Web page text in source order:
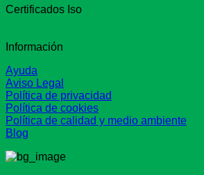
Certificados Iso
Información
Ayuda
Aviso Legal
Política de privacidad
Política de cookies
Política de calidad y medio ambiente
Blog